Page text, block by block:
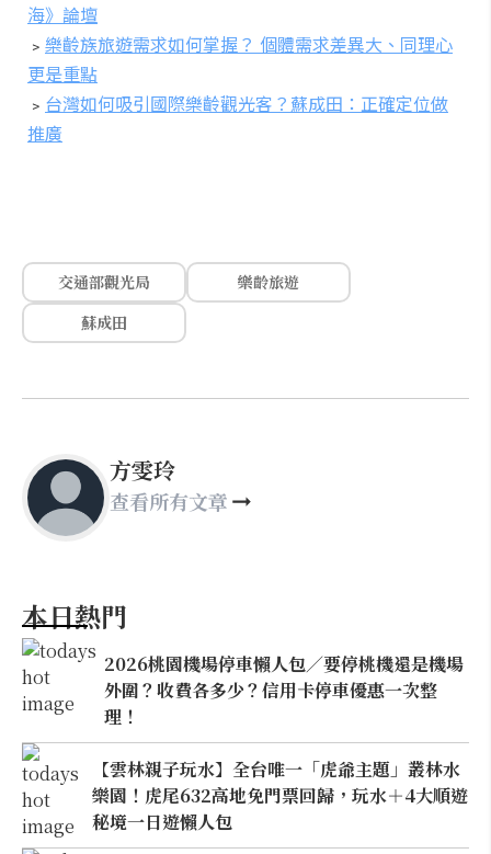
海》論壇
﹥ 樂齡族旅遊需求如何掌握？ 個體需求差異大、同理心
更是重點
﹥ 台灣如何吸引國際樂齡觀光客？蘇成田：正確定位做
推廣
交通部觀光局
樂齡旅遊
蘇成田
方雯玲
查看所有文章
本日熱門
2026桃園機場停車懶人包／要停桃機還是機場
外圍？收費各多少？信用卡停車優惠一次整
理！
【雲林親子玩水】全台唯一「虎爺主題」叢林水
樂園！虎尾632高地免門票回歸，玩水＋4大順遊
秘境一日遊懶人包